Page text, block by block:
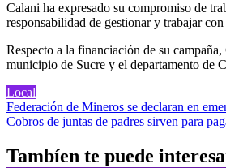
Calani ha expresado su compromiso de
responsabilidad de gestionar y trabajar
Respecto a la financiación de su
municipio de Sucre y el departamento de
Local
Navegación
de
entradas
Federación de Mineros se declaran en
Cobros de juntas de padres sirven para
Tambíen te puede